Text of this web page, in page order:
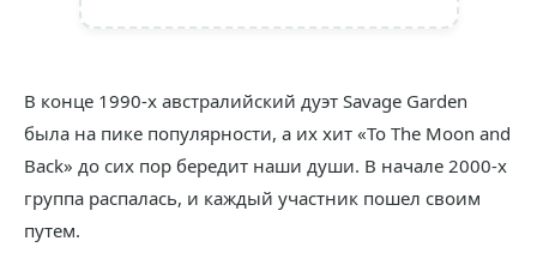
В конце 1990-х австралийский дуэт Savage Garden
была на пике популярности, а их хит «To The Moon and
Back» до сих пор бередит наши души. В начале 2000-х
группа распалась, и каждый участник пошел своим
путем.